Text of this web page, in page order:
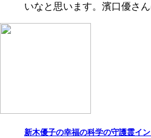
いなと思います。濱口優さ
新木優子の幸福の科学の守護霊イ